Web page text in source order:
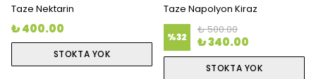
Taze Nektarin
₺ 400.00
STOKTA YOK
Taze Napolyon Kiraz
%32
₺ 500.00
₺ 340.00
STOKTA YOK